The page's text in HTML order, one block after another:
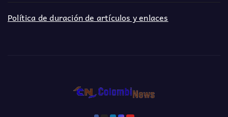
Política de duración de artículos y enlaces